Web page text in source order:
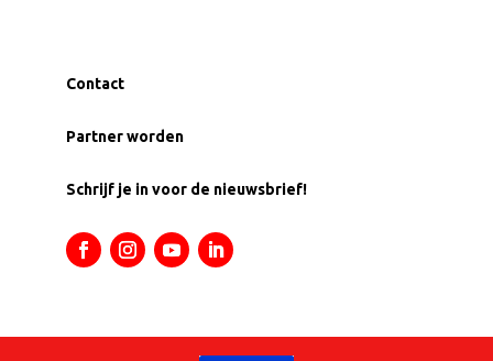
Contact
Partner worden
Schrijf je in voor de nieuwsbrief!